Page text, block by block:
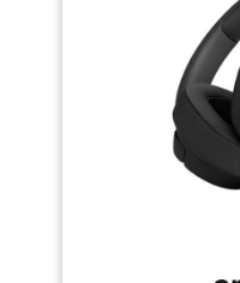
immersive et sur mesure. Avec
50 heures d'autonomie, vous
pouvez écouter votre musique
préférée sans craindre d'être à
court de batterie. Si l'autonomie
du casque devient trop faible,
une recharge rapide de 3
minutes peut vous redonner 1,5
heure d'écoute. Le WH-CH520
est doté d'une connexion
Bluetooth multipoint, de